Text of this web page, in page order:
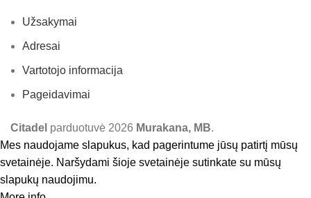
Užsakymai
Adresai
Vartotojo informacija
Pageidavimai
Citadel parduotuvė 2026 Murakana, MB.
Mes naudojame slapukus, kad pagerintume jūsų patirtį mūsų
svetainėje. Naršydami šioje svetainėje sutinkate su mūsų
slapukų naudojimu.